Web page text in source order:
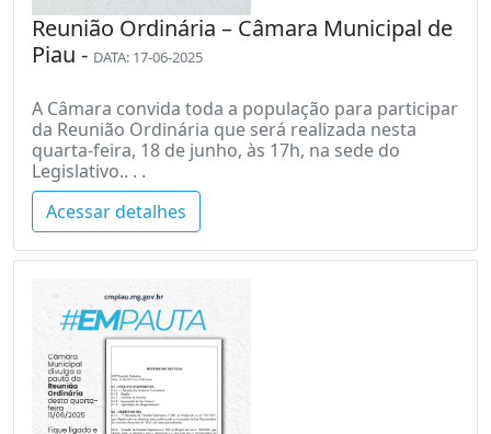
Reunião Ordinária – Câmara Municipal de
Piau - DATA: 17-06-2025
A Câmara convida toda a população para participar
da Reunião Ordinária que será realizada nesta
quarta-feira, 18 de junho, às 17h, na sede do
Legislativo.. . .
Acessar detalhes